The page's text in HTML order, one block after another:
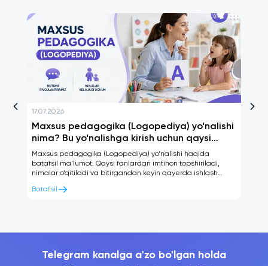
17.07.2026
Maxsus pedagogika (Logopediya) yo‘nalishi
nima? Bu yo‘nalishga kirish uchun qaysi
fanlardan imtihon topshiriladi va
bitirgandan keyin qayerda ishlash mumkin?
Maxsus pedagogika (Logopediya) yo‘nalishi haqida
batafsil ma'lumot. Qaysi fanlardan imtihon topshiriladi,
nimalar o‘qitiladi va bitirgandan keyin qayerda ishlash
Batafsil
Telegram kanalga a'zo bo'lgan holda